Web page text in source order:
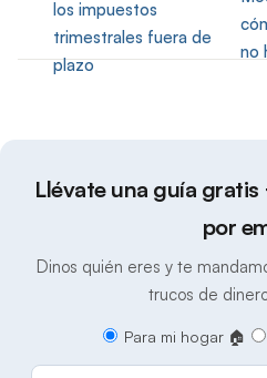
los impuestos
trimestrales fuera de
plazo
no
Llévate una guía
por
Dinos quién eres y te
trucos de
Para mi hogar 🏠